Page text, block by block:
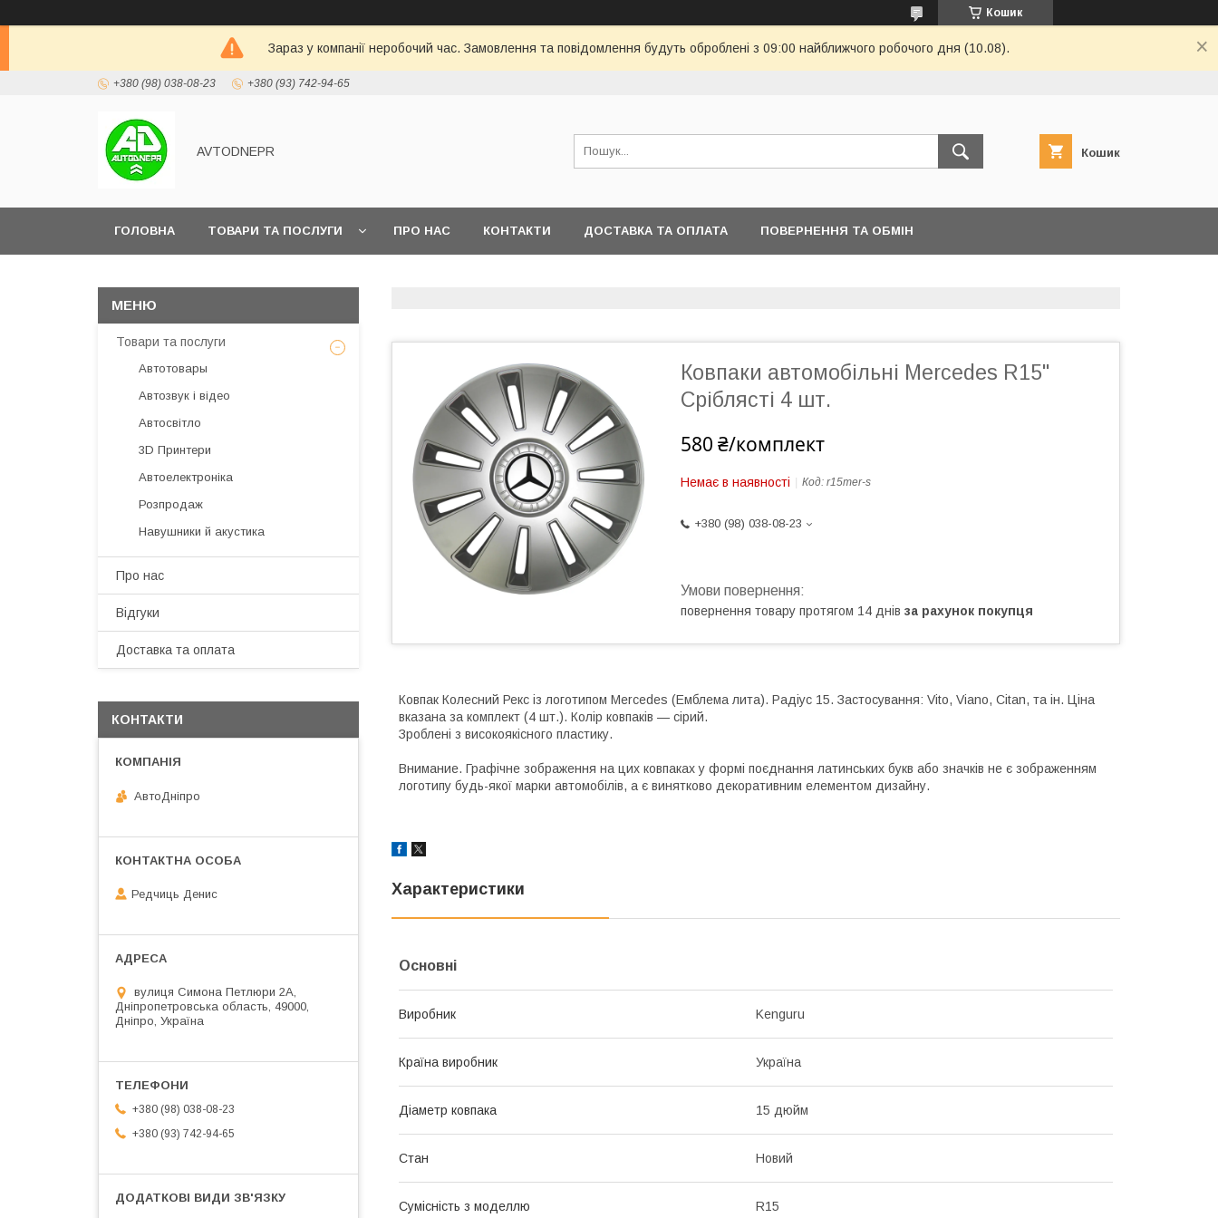
Кошик
Зараз у компанії неробочий час. Замовлення та повідомлення будуть оброблені з 09:00 найближчого робочого дня (10.08).
+380 (98) 038-08-23 +380 (93) 742-94-65
AVTODNEPR Кошик
ГОЛОВНА ТОВАРИ ТА ПОСЛУГИ ПРО НАС КОНТАКТИ ДОСТАВКА ТА ОПЛАТА ПОВЕРНЕННЯ ТА ОБМІН
Ковпаки автомобільні Mercedes R15"
Сріблясті 4 шт.
580 ₴/комплект
Немає в наявності Код: r15mer-s
+380 (98) 038-08-23
повернення товару протягом 14 днів за рахунок покупця
Ковпак Колесний Рекс із логотипом Mercedes (Емблема лита). Радіус 15. Застосування: Vito, Viano, Citan, та ін. Ціна
вказана за комплект (4 шт.). Колір ковпаків — сірий.
Зроблені з високоякісного пластику.
Внимание. Графічне зображення на цих ковпаках у формі поєднання латинських букв або значків не є зображенням
логотипу будь-якої марки автомобілів, а є винятково декоративним елементом дизайну.
Характеристики
Основні
Виробник Kenguru
Країна виробник Україна
Діаметр ковпака 15 дюйм
Стан Новий
Сумісність з моделлю R15
Товари та послуги
Автотовары
Автозвук і відео
Автосвітло
3D Принтери
Автоелектроніка
Розпродаж
Навушники й акустика
Про нас
Відгуки
Доставка та оплата
КОНТАКТИ
АвтоДнiпро
Редчиць Денис
вулиця Симона Петлюри 2А,
Дніпропетровська область, 49000,
Дніпро, Україна
+380 (98) 038-08-23
+380 (93) 742-94-65